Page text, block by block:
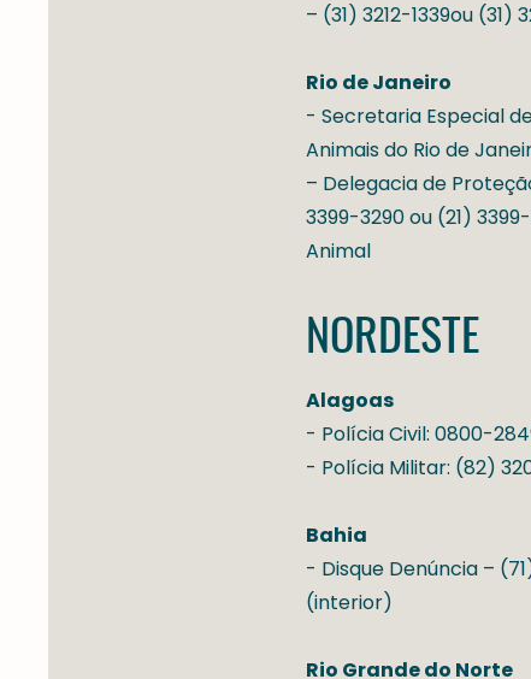
– (31) 3212-1339ou (31)
Rio de Janeiro
- Secretaria Especial
Animais do Rio de
– Delegacia de
3399-3290 ou (21)
Animal
NORDESTE
Alagoas
- Polícia Civil: 0800-
- Polícia Militar: (82)
Bahia
- Disque Denúncia –
(interior)
Rio Grande do Norte